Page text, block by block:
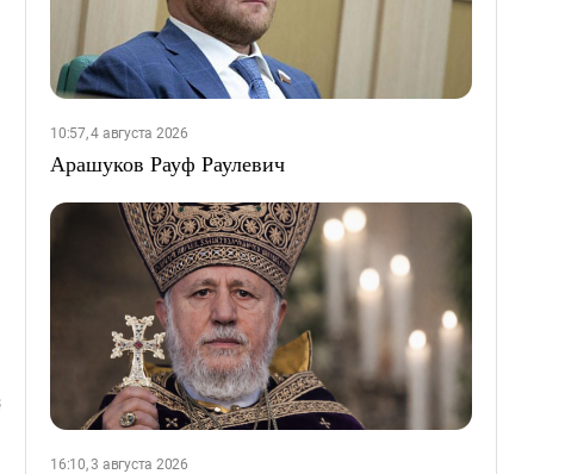
10:57, 4 августа 2026
Арашуков Рауф Раулевич
16:10, 3 августа 2026